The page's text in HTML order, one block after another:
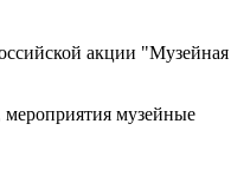
акции
музейные